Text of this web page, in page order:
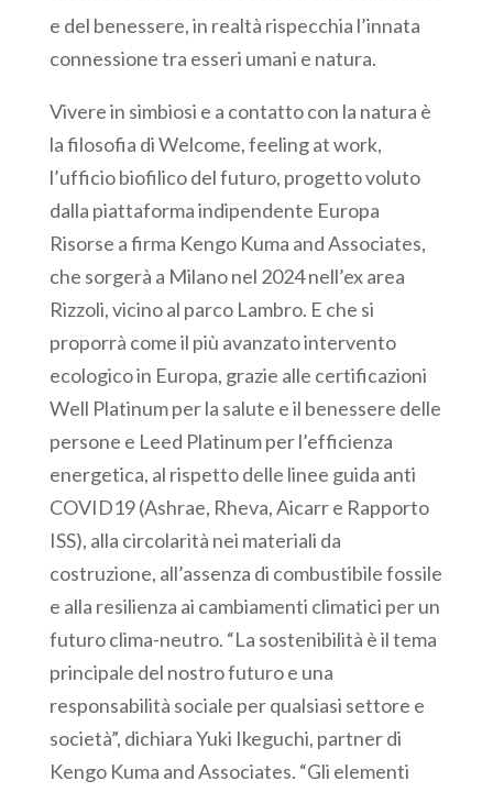
e del benessere, in realtà rispecchia l’innata
connessione tra esseri umani e natura.
Vivere in simbiosi e a contatto con la natura è
la filosofia di Welcome, feeling at work,
l’ufficio biofilico del futuro, progetto voluto
dalla piattaforma indipendente Europa
Risorse a firma Kengo Kuma and Associates,
che sorgerà a Milano nel 2024 nell’ex area
Rizzoli, vicino al parco Lambro. E che si
proporrà come il più avanzato intervento
ecologico in Europa, grazie alle certificazioni
Well Platinum per la salute e il benessere delle
persone e Leed Platinum per l’efficienza
energetica, al rispetto delle linee guida anti
COVID19 (Ashrae, Rheva, Aicarr e Rapporto
ISS), alla circolarità nei materiali da
costruzione, all’assenza di combustibile fossile
e alla resilienza ai cambiamenti climatici per un
futuro clima-neutro. “La sostenibilità è il tema
principale del nostro futuro e una
responsabilità sociale per qualsiasi settore e
società”, dichiara Yuki Ikeguchi, partner di
Kengo Kuma and Associates. “Gli elementi